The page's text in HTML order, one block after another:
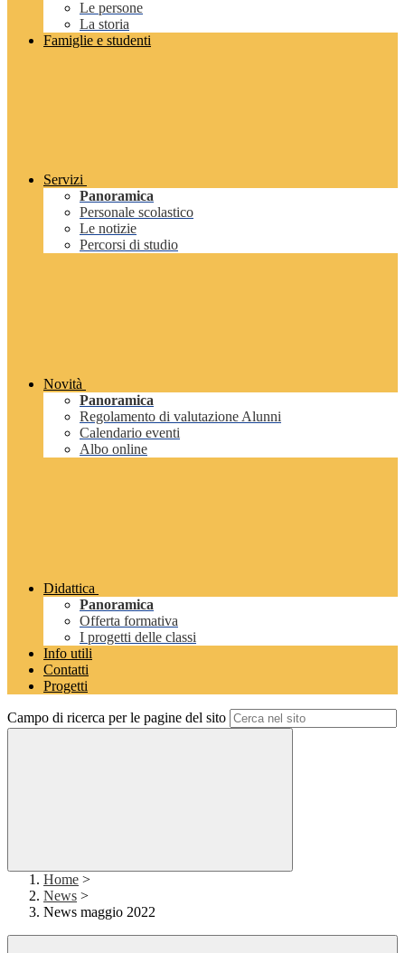
Le persone
La storia
Famiglie e studenti
Servizi
Panoramica
Personale scolastico
Le notizie
Percorsi di studio
Novità
Panoramica
Regolamento di valutazione Alunni
Calendario eventi
Albo online
Didattica
Panoramica
Offerta formativa
I progetti delle classi
Info utili
Contatti
Progetti
Campo di ricerca per le pagine del sito
Home >
News >
News maggio 2022